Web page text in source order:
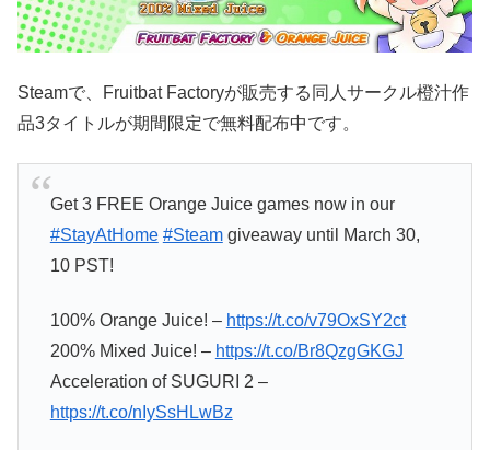
Steamで、Fruitbat Factoryが販売する同人サークル橙汁作
品3タイトルが期間限定で無料配布中です。
Get 3 FREE Orange Juice games now in our
#StayAtHome #Steamgiveaway until March 30,
10 PST!
100% Orange Juice! – https://t.co/v79OxSY2ct
200% Mixed Juice! – https://t.co/Br8QzgGKGJ
Acceleration of SUGURI 2 –
https://t.co/nIySsHLwBz